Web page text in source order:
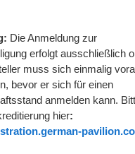
Die Anmeldung zur
erfolgt ausschließlich
muss sich einmalig
bevor er sich für einen
anmelden kann.
hier: